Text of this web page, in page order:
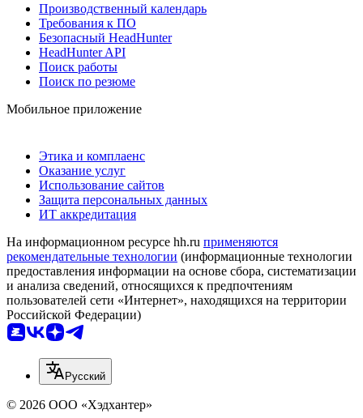
Производственный календарь
Требования к ПО
Безопасный HeadHunter
HeadHunter API
Поиск работы
Поиск по резюме
Мобильное приложение
Этика и комплаенс
Оказание услуг
Использование сайтов
Защита персональных данных
ИТ аккредитация
На информационном ресурсе hh.ru применяются
рекомендательные технологии (информационные технологии
предоставления информации на основе сбора, систематизации
и анализа сведений, относящихся к предпочтениям
пользователей сети «Интернет», находящихся на территории
Российской Федерации)
Русский
© 2026 ООО «Хэдхантер»